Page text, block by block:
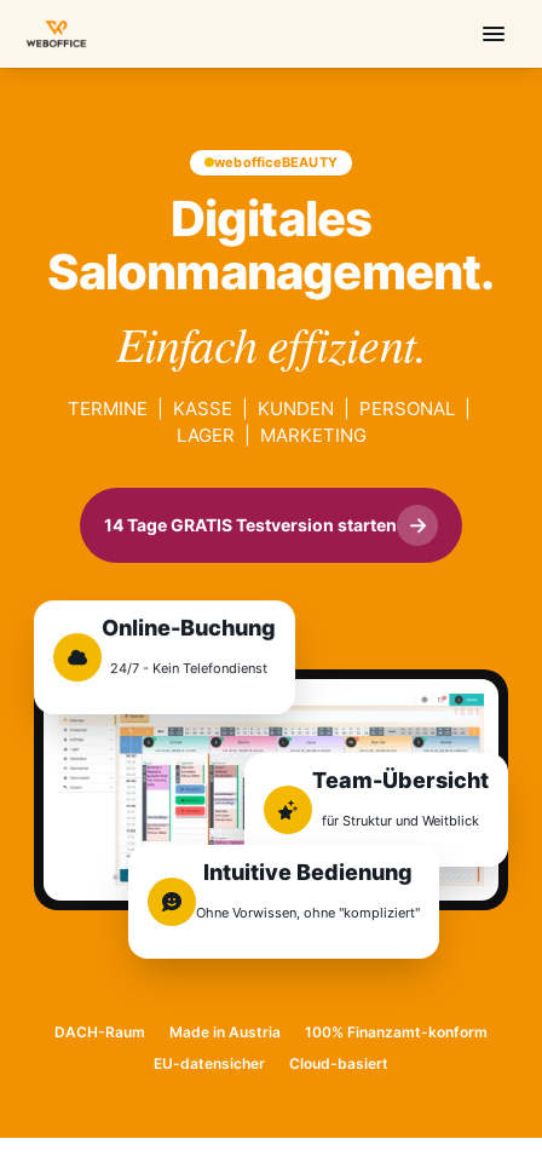
webofficeBEAUTY
Digitales
Salonmanagement.
Einfach effizient.
TERMINE | KASSE | KUNDEN | PERSONAL |
LAGER | MARKETING
14 Tage GRATIS Testversion starten →
Online-Buchung
24/7 - Kein Telefondienst
Team-Übersicht
für Struktur und Weitblick
Intuitive Bedienung
Ohne Vorwissen, ohne "kompliziert"
DACH-Raum Made in Austria
100% Finanzamt-konform
EU-datensicher
Cloud-basiert